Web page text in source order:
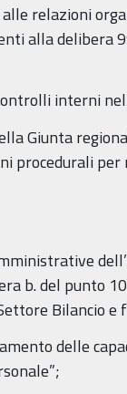
relazioni
alla
interni
Giunta
procedurali
b. del punto
Bilancio e
delle